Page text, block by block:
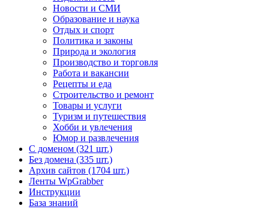
Новости и СМИ
Образование и наука
Отдых и спорт
Политика и законы
Природа и экология
Производство и торговля
Работа и вакансии
Рецепты и еда
Строительство и ремонт
Товары и услуги
Туризм и путешествия
Хобби и увлечения
Юмор и развлечения
С доменом (321 шт.)
Без домена (335 шт.)
Архив сайтов (1704 шт.)
Ленты WpGrabber
Инструкции
База знаний